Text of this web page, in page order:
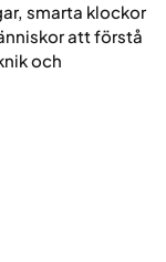
smarta klockor
att förstå
och